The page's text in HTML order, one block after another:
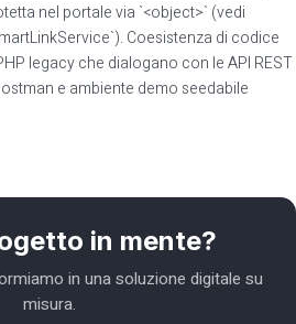
nel portale via `<object>` (vedi
Coesistenza di codice
legacy che dialogano con le API REST
e ambiente demo seedabile
in mente?
in una soluzione digitale su
misura.